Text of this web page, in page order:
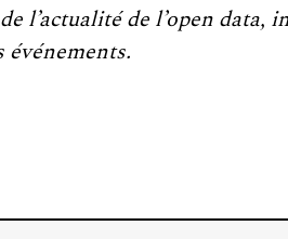
l’actualité de l’open data,